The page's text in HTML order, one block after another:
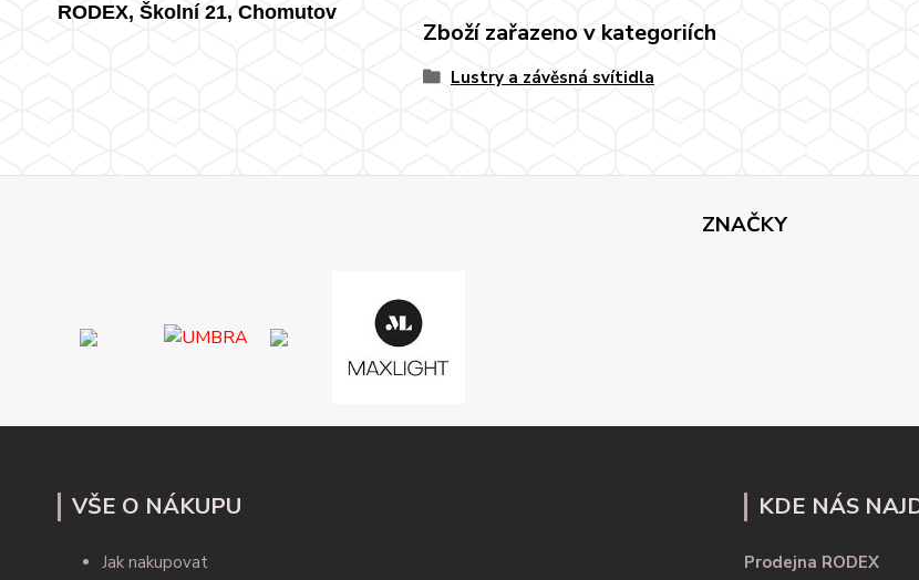
RODEX, Školní 21, Chomutov
Zboží zařazeno v kategoriích
Lustry a závěsná svítidla
ZNAČKY
VŠE O NÁKUPU
Jak nakupovat
KDE NÁS
Prodejna RODEX